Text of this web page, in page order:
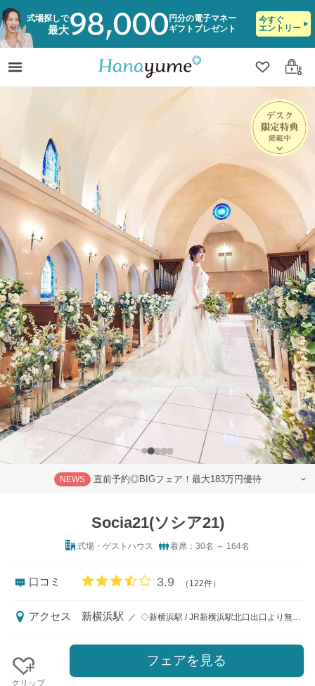
式場探しで
最大98,000 円分の電子マネー
ギフトプレゼント
今すぐ
エントリー
クリップ
ログ
NEWS 直前予約◎BIGフェア！最大183万円優待
Socia21(ソシア21)
式場・ゲストハウス 着席：30名 ～ 164名
口コミ 口コミ評価
3.9 （122件）
アクセス 新横浜駅 ／ ◇新横浜駅 / JR新横浜駅北口出口より無料送迎バス3分Socia21前下車、市営地下鉄線新横浜 駅より無料送迎バス3分Socia21前下車 ◇送迎バス発着所 https://www.socia21.co.jp/news/detail.html?id=1741
クリップ
フェアを見る